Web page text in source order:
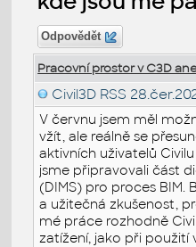
Odpovědět
Pracovní prostor v C3D
Civil3D RSS
V červnu jsem měl
vžít, ale reálně se
aktivních uživatelů
jsme připravovali část
(DIMS) pro proces BIM.
a užitečná zkušenost,
mé práce rozhodně
zatížení, jako při použití